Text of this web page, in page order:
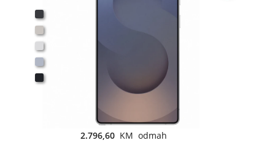
2.796,60 KM odmah